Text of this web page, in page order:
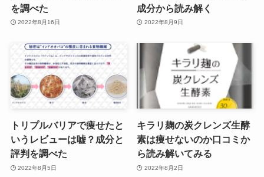
を調べた
2022年8月16日
成分から読み解く
2022年8月9日
トリプルバリアで痩せたと
いうレビューは嘘？成分と
評判を調べた
2022年8月5日
キラリ麹の炭クレンズ生酵
素は痩せないのか口コミか
ら読み解いてみる
2022年8月2日